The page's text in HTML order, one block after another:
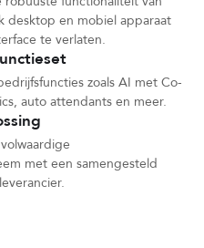
desktop en mobiel apparaat
te verlaten.
zoals AI met Co-
auto attendants en meer.
met een samengesteld